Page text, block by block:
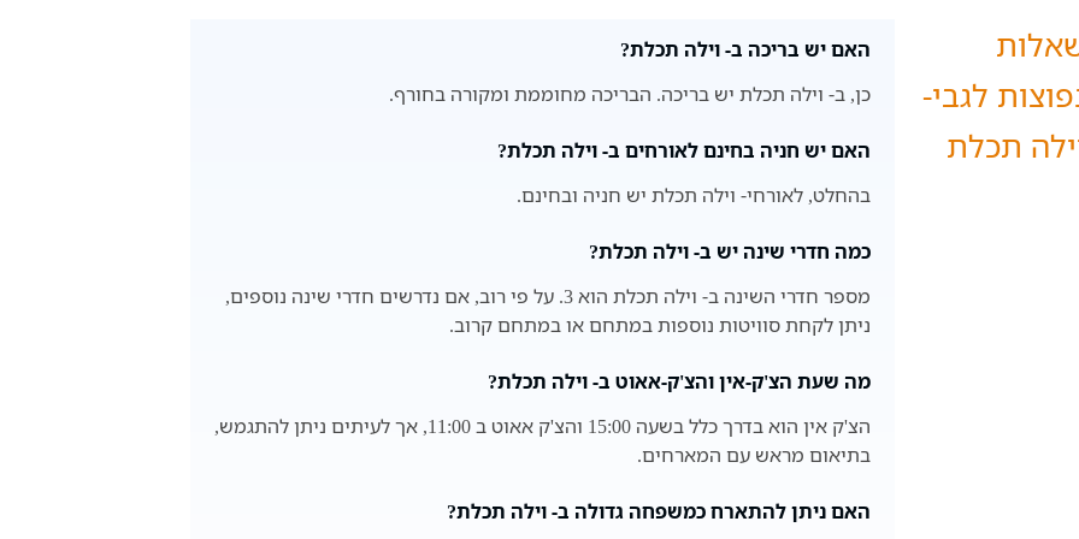
לגבי-
תכלת
האם יש בריכה ב- וילה תכלת?
כן, ב- וילה תכלת יש בריכה. הבריכה מחוממת ומקורה בחורף.
האם יש חניה בחינם לאורחים ב- וילה תכלת?
בהחלט, לאורחי- וילה תכלת יש חניה ובחינם.
כמה חדרי שינה יש ב- וילה תכלת?
מספר חדרי השינה ב- וילה תכלת הוא 3. על פי רוב, אם נדרשים חדרי שינה נוספים,
ניתן לקחת סוויטות נוספות במתחם או במתחם קרוב.
מה שעת הצ'ק-אין והצ'ק-אאוט ב- וילה תכלת?
הצ'ק אין הוא בדרך כלל בשעה 15:00 והצ'ק אאוט ב 11:00, אך לעיתים ניתן להתגמש,
בתיאום מראש עם המארחים.
האם ניתן להתארח כמשפחה גדולה ב- וילה תכלת?